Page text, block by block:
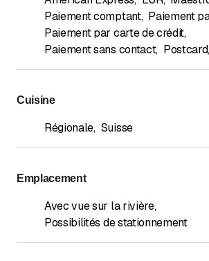
Paiement comptant, Paiement
Paiement par carte de crédit,
Paiement sans contact, Postcard,
Cuisine
Régionale, Suisse
Emplacement
Avec vue sur la rivière,
Possibilités de stationnement